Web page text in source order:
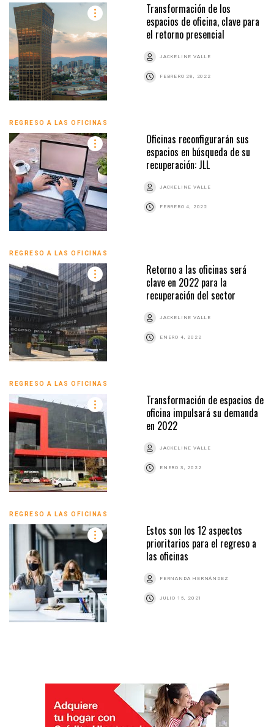
Transformación de los
espacios de oficina, clave para
el retorno presencial
JACKELINE VALLE
FEBRERO 28, 2022
REGRESO A LAS OFICINAS
Oficinas reconfigurarán sus
espacios en búsqueda de su
recuperación: JLL
JACKELINE VALLE
FEBRERO 4, 2022
REGRESO A LAS OFICINAS
Retorno a las oficinas será
clave en 2022 para la
recuperación del sector
JACKELINE VALLE
ENERO 4, 2022
REGRESO A LAS OFICINAS
Transformación de espacios de
oficina impulsará su demanda
en 2022
JACKELINE VALLE
ENERO 3, 2022
REGRESO A LAS OFICINAS
Estos son los 12 aspectos
prioritarios para el regreso a
las oficinas
FERNANDA HERNÁNDEZ
JULIO 15, 2021